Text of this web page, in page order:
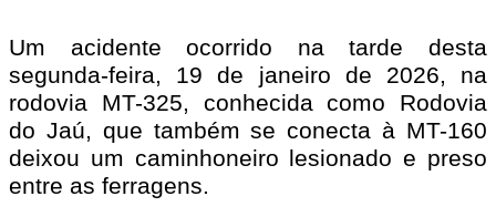
Um acidente ocorrido na tarde desta
segunda-feira, 19 de janeiro de 2026, na
rodovia MT-325, conhecida como Rodovia
do Jaú, que também se conecta à MT-160
deixou um caminhoneiro lesionado e preso
entre as ferragens.